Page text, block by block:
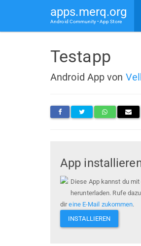
apps.merq.org
Android Community • App Store
Testapp
Android App von
App
Diese App kannst du
herunterladen. Rufe
direine E-Mail zukommen.
INSTALLIEREN